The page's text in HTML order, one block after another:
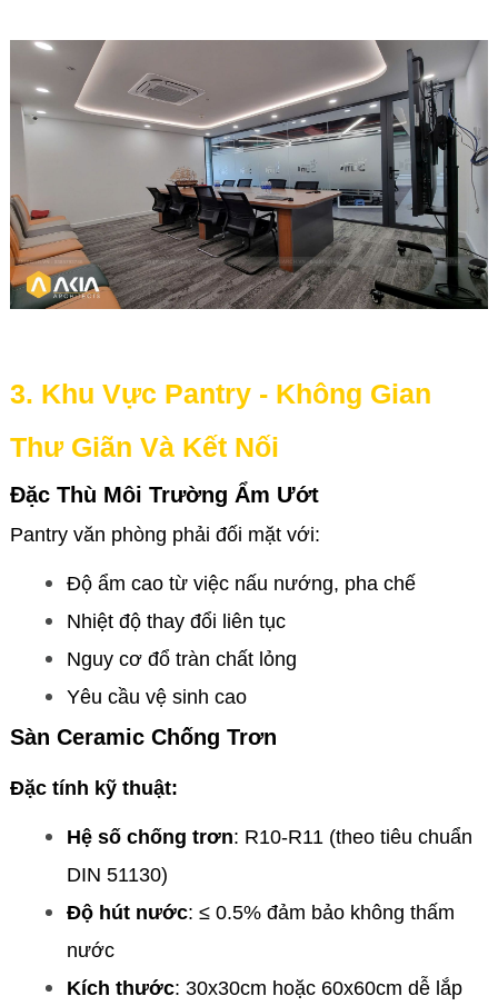
3. Khu Vực Pantry - Không Gian
Thư Giãn Và Kết Nối
Đặc Thù Môi Trường Ẩm Ướt
Pantry văn phòng phải đối mặt với:
Độ ẩm cao từ việc nấu nướng, pha chế
Nhiệt độ thay đổi liên tục
Nguy cơ đổ tràn chất lỏng
Yêu cầu vệ sinh cao
Sàn Ceramic Chống Trơn
Đặc tính kỹ thuật:
Hệ số chống trơn: R10-R11 (theo tiêu chuẩn
DIN 51130)
Độ hút nước: ≤ 0.5% đảm bảo không thấm
nước
Kích thước: 30x30cm hoặc 60x60cm dễ lắp